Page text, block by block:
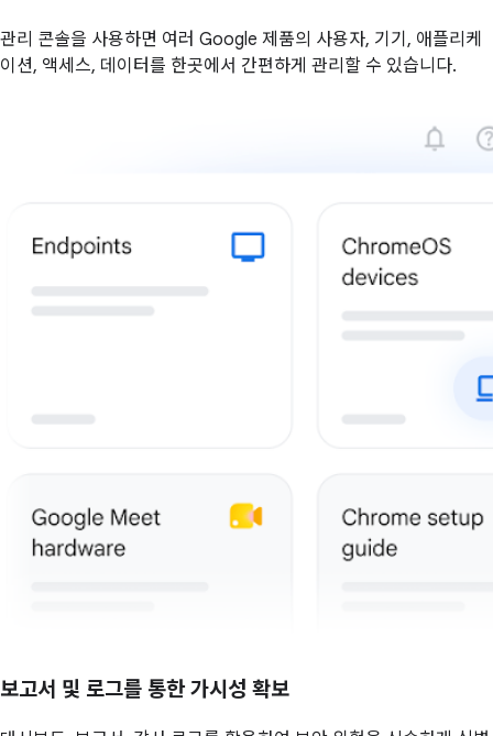
관리 콘솔을 사용하면 여러 Google 제품의 사용자, 기기, 애플리케
이션, 액세스, 데이터를 한곳에서 간편하게 관리할 수 있습니다.
보고서 및 로그를 통한 가시성 확보